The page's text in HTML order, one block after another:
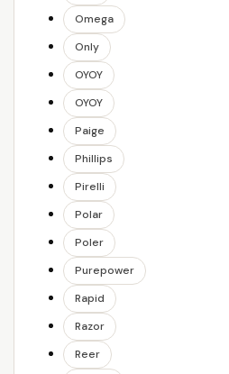
Omega
Only
OYOY
OYOY
Paige
Phillips
Pirelli
Polar
Poler
Purepower
Rapid
Razor
Reer